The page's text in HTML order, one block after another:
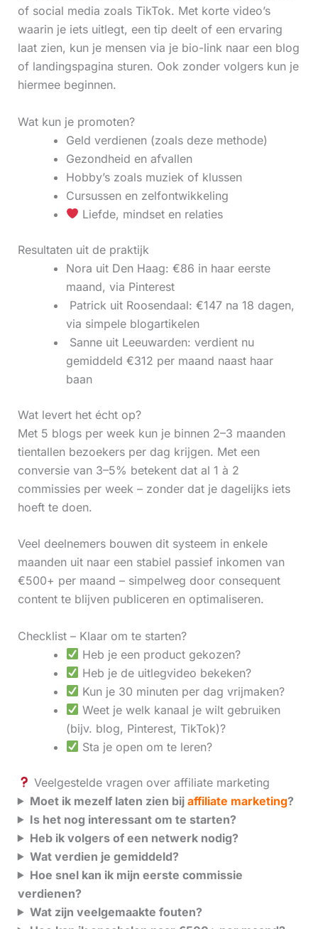
of social media zoals TikTok. Met korte video’s
waarin je iets uitlegt, een tip deelt of een ervaring
laat zien, kun je mensen via je bio-link naar een blog
of landingspagina sturen. Ook zonder volgers kun je
hiermee beginnen.
Wat kun je promoten?
Geld verdienen (zoals deze methode)
Gezondheid en afvallen
Hobby’s zoals muziek of klussen
Cursussen en zelfontwikkeling
Liefde, mindset en relaties
Resultaten uit de praktijk
Nora uit Den Haag: €86 in haar eerste
maand, via Pinterest
‍ Patrick uit Roosendaal: €147 na 18 dagen,
via simpele blogartikelen
‍ Sanne uit Leeuwarden: verdient nu
gemiddeld €312 per maand naast haar
baan
Wat levert het écht op?
Met 5 blogs per week kun je binnen 2–3 maanden
tientallen bezoekers per dag krijgen. Met een
conversie van 3–5% betekent dat al 1 à 2
commissies per week – zonder dat je dagelijks iets
hoeft te doen.
Veel deelnemers bouwen dit systeem in enkele
maanden uit naar een stabiel passief inkomen van
€500+ per maand – simpelweg door consequent
content te blijven publiceren en optimaliseren.
Checklist – Klaar om te starten?
Heb je een product gekozen?
Heb je de uitlegvideo bekeken?
Kun je 30 minuten per dag vrijmaken?
Weet je welk kanaal je wilt gebruiken
(bijv. blog, Pinterest, TikTok)?
Sta je open om te leren?
Veelgestelde vragen over affiliate marketing
Moet ik mezelf laten zien bij affiliate marketing?
Is het nog interessant om te starten?
Heb ik volgers of een netwerk nodig?
Wat verdien je gemiddeld?
Hoe snel kan ik mijn eerste commissie
verdienen?
Wat zijn veelgemaakte fouten?